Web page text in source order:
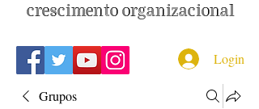
Login
crescimento organizacional
Grupos